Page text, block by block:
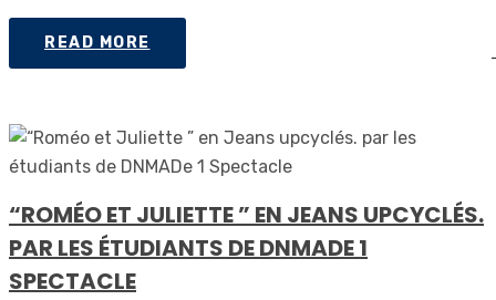
READ MORE
“ROMÉO ET JULIETTE ” EN JEANS UPCYCLÉS.
PAR LES ÉTUDIANTS DE DNMADE 1
SPECTACLE